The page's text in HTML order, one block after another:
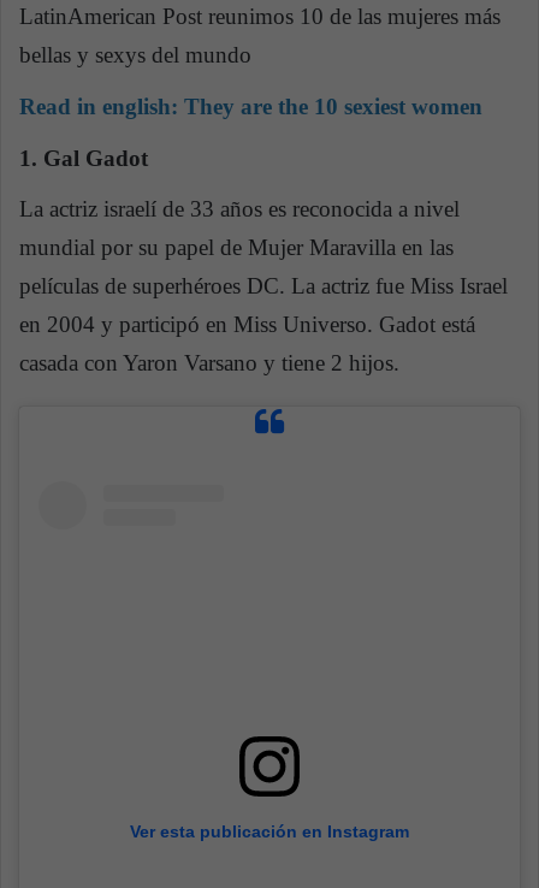
LatinAmerican Post reunimos 10 de las mujeres más
bellas y sexys del mundo
Read in english: They are the 10 sexiest women
1. Gal Gadot
La actriz israelí de 33 años es reconocida a nivel
mundial por su papel de Mujer Maravilla en las
películas de superhéroes DC. La actriz fue Miss Israel
en 2004 y participó en Miss Universo. Gadot está
casada con Yaron Varsano y tiene 2 hijos.
Ver esta publicación en Instagram